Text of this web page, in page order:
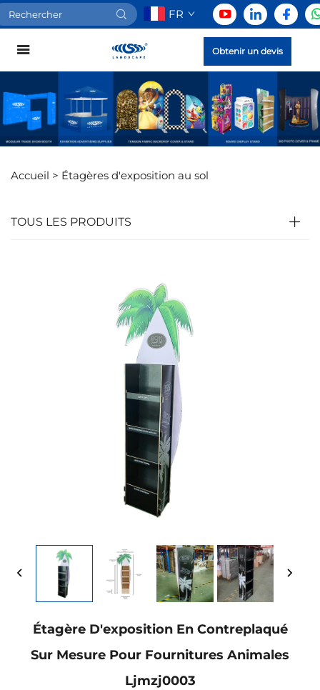
FR
Obtenir un devis
Accueil > Étagères d'exposition au sol
TOUS LES PRODUITS
Étagère D'exposition En Contreplaqué
Sur Mesure Pour Fournitures Animales
Ljmzj0003